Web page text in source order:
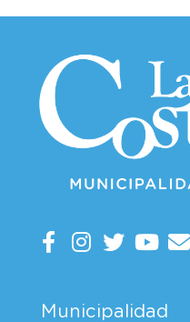
Municipalidad